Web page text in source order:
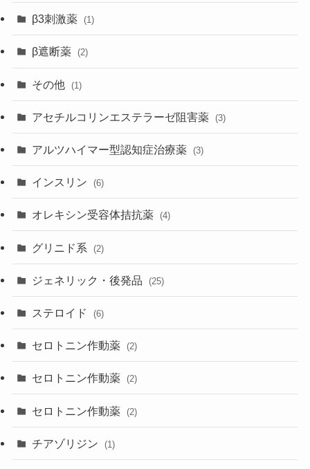
β3刺激薬 (1)
β遮断薬 (2)
その他 (1)
アセチルコリンエステラーゼ阻害薬 (3)
アルツハイマー型認知症治療薬 (3)
インスリン (6)
オレキシン受容体拮抗薬 (4)
グリニド系 (2)
ジェネリック・後発品 (25)
ステロイド (6)
セロトニン作動薬 (2)
セロトニン作動薬 (2)
セロトニン作動薬 (2)
チアゾリジン (1)